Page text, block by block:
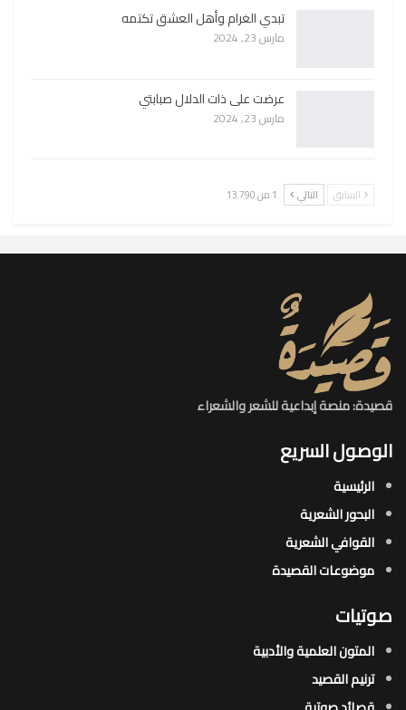
تبدي الغرام وأهل العشق تكتمه
مارس 23, 2024
عرضت على ذات الدلال صبابتي
مارس 23, 2024
السابق التالي 1 من 13٬790
قصيدة: منصة إبداعية للشعر والشعراء
الوصول السريع
الرئيسية
البحور الشعرية​
القوافي الشعرية​
موضوعات القصيدة​
صوتيات
المتون العلمية والأدبية
ترنيم القصيد